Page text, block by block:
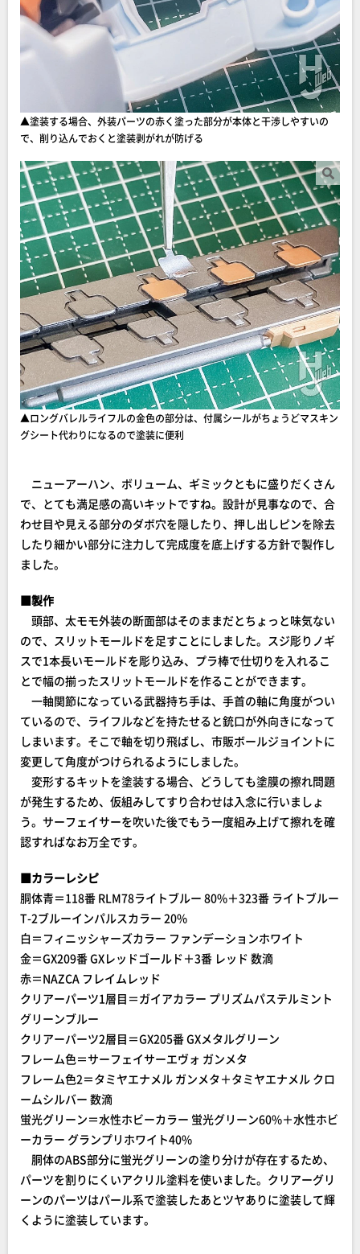
▲塗装する場合、外装パーツの赤く塗った部分が本体と干渉しやすいの
で、削り込んでおくと塗装剥がれが防げる
▲ロングバレルライフルの金色の部分は、付属シールがちょうどマスキン
グシート代わりになるので塗装に便利
ニューアーハン、ボリューム、ギミックともに盛りだくさん
で、とても満足感の高いキットですね。設計が見事なので、合
わせ目や見える部分のダボ穴を隠したり、押し出しピンを除去
したり細かい部分に注力して完成度を底上げする方針で製作し
ました。
■製作
頭部、太モモ外装の断面部はそのままだとちょっと味気ない
ので、スリットモールドを足すことにしました。スジ彫りノギ
スで1本長いモールドを彫り込み、プラ棒で仕切りを入れるこ
とで幅の揃ったスリットモールドを作ることができます。
一軸関節になっている武器持ち手は、手首の軸に角度がつい
ているので、ライフルなどを持たせると銃口が外向きになって
しまいます。そこで軸を切り飛ばし、市販ボールジョイントに
変更して角度がつけられるようにしました。
変形するキットを塗装する場合、どうしても塗膜の擦れ問題
が発生するため、仮組みしてすり合わせは入念に行いましょ
う。サーフェイサーを吹いた後でもう一度組み上げて擦れを確
認すればなお万全です。
■カラーレシピ
胴体青＝118番 RLM78ライトブルー 80%＋323番 ライトブルー
T-2ブルーインパルスカラー 20%
白＝フィニッシャーズカラー ファンデーションホワイト
金＝GX209番 GXレッドゴールド＋3番 レッド 数滴
赤＝NAZCA フレイムレッド
クリアーパーツ1層目＝ガイアカラー プリズムパステルミント
グリーンブルー
クリアーパーツ2層目＝GX205番 GXメタルグリーン
フレーム色＝サーフェイサーエヴォ ガンメタ
フレーム色2＝タミヤエナメル ガンメタ＋タミヤエナメル クロ
ームシルバー 数滴
蛍光グリーン＝水性ホビーカラー 蛍光グリーン60%＋水性ホビ
ーカラー グランプリホワイト40%
胴体のABS部分に蛍光グリーンの塗り分けが存在するため、
パーツを割りにくいアクリル塗料を使いました。クリアーグリ
ーンのパーツはパール系で塗装したあとツヤありに塗装して輝
くように塗装しています。